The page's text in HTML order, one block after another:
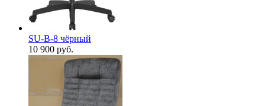
SU-B-8 чёрный
10 900 руб.